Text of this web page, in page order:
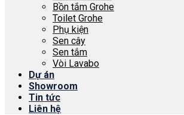
Bồn tắm Grohe
Toilet Grohe
Phụ kiện
Sen cây
Sen tắm
Vòi Lavabo
Dự án
Showroom
Tin tức
Liên hệ